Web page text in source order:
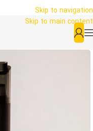
Skip to navigation
Skip to main content